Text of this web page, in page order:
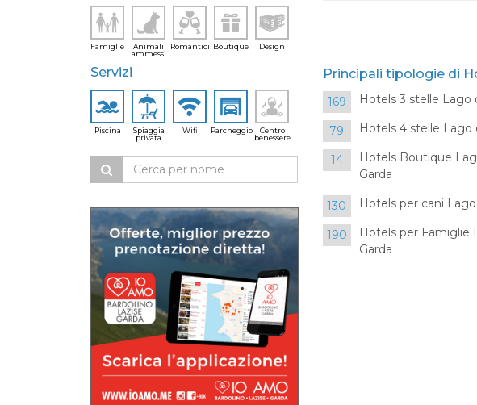
Famiglie
Animali
ammessi
Romantici Boutique Design
Servizi
Piscina
Spiaggia
privata
Wifi Parcheggio
Centro
benessere
Principali tipologie di
169 Hotels 3 stelle Lago
79 Hotels 4 stelle Lago
14
Hotels Boutique
Garda
130 Hotels per cani
190
Hotels per Famiglie
Garda